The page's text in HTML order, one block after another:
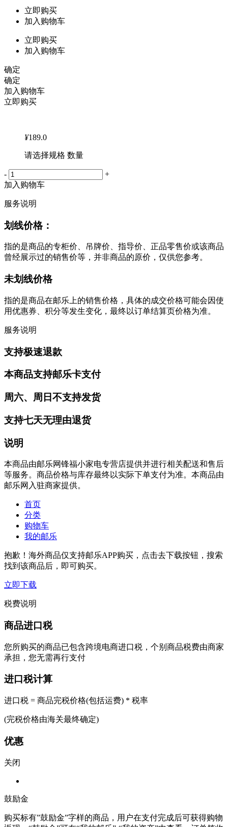
立即购买
加入购物车
立即购买
加入购物车
确定
确定
加入购物车
立即购买
¥189.0
请选择规格 数量
-
+
加入购物车
服务说明
划线价格：
指的是商品的专柜价、吊牌价、指导价、正品零售价或该商品
曾经展示过的销售价等，并非商品的原价，仅供您参考。
未划线价格
指的是商品在邮乐上的销售价格，具体的成交价格可能会因使
用优惠券、积分等发生变化，最终以订单结算页价格为准。
服务说明
支持极速退款
本商品支持邮乐卡支付
周六、周日不支持发货
支持七天无理由退货
说明
本商品由邮乐网锋福小家电专营店提供并进行相关配送和售后
等服务。商品价格与库存最终以实际下单支付为准。本商品由
邮乐网入驻商家提供。
首页
分类
购物车
我的邮乐
抱歉！海外商品仅支持邮乐APP购买，点击去下载按钮，搜索
找到该商品后，即可购买。
立即下载
税费说明
商品进口税
您所购买的商品已包含跨境电商进口税，个别商品税费由商家
承担，您无需再行支付
进口税计算
进口税 = 商品完税价格(包括运费) * 税率
(完税价格由海关最终确定)
优惠
关闭
鼓励金
购买标有”鼓励金”字样的商品，用户在支付完成后可获得购物